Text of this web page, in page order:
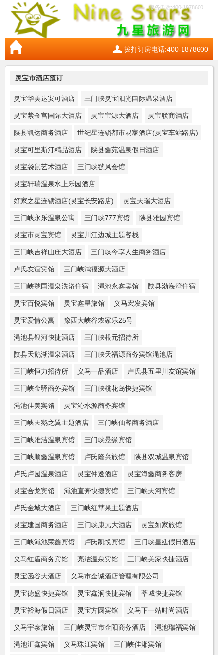
服务电话:400-1878600
拨打订房电话:400-1878600
灵宝市酒店预订
灵宝华美达安可酒店 三门峡灵宝阳光国际温泉酒店
灵宝紫金宫国际大酒店 灵宝宝源大酒店 灵宝联商酒店
陕县凯达商务酒店 世纪星连锁都市易家酒店(灵宝车站路店)
灵宝可里斯汀精品酒店 陕县鑫苑温泉假日酒店
灵宝袋鼠艺术酒店 三门峡虢风会馆
灵宝轩瑞温泉水上乐园酒店
好家之星连锁酒店(灵宝长安路店) 灵宝天瑞大酒店
三门峡永乐温泉公寓 三门峡777宾馆 陕县雅园宾馆
灵宝市灵宝宾馆 灵宝川江边城主题客栈
三门峡吉祥山庄大酒店 三门峡今享人生商务酒店
卢氏友谊宾馆 三门峡鸿福源大酒店
三门峡虢国温泉洗浴住宿 渑池永鑫宾馆 陕县渤海湾住宿
灵宝百悦宾馆 灵宝鑫星旅馆 义马宏发宾馆
灵宝爱情公寓 豫西大峡谷农家乐25号
渑池县银河快捷酒店 三门峡根元招待所
陕县天鹅湖温泉酒店 三门峡天福源商务宾馆渑池店
三门峡恒力招待所 义马一品酒店 卢氏县五里川友谊宾馆
三门峡金驿商务宾馆 三门峡桃花岛快捷宾馆
渑池佳美宾馆 灵宝沁水源商务宾馆
三门峡天鹅之翼主题酒店 三门峡仙客商务酒店
三门峡雅洁温泉宾馆 三门峡景缘宾馆
三门峡顺鑫温泉宾馆 卢氏隆兴旅馆 陕县双城温泉宾馆
卢氏卢园温泉酒店 灵宝仲逸酒店 灵宝海鑫商务客房
灵宝合龙宾馆 渑池直奔快捷宾馆 三门峡天河宾馆
卢氏金城大酒店 三门峡红苹果主题酒店
灵宝建国商务酒店 三门峡康元大酒店 灵宝如家旅馆
三门峡渑池荣鑫宾馆 卢氏凯悦宾馆 三门峡皇廷假日酒店
义马红盾商务宾馆 亮洁温泉宾馆 三门峡美家快捷酒店
灵宝函谷大酒店 义马市金诚酒店管理有限公司
灵宝德盛快捷宾馆 灵宝鑫涧快捷宾馆 莘城快捷宾馆
灵宝裕海假日酒店 灵宝方圆宾馆 义马下一站时尚酒店
义马宇泰旅馆 三门峡灵宝市金阳商务酒店 渑池瑞福宾馆
渑池汇鑫宾馆 义马珠江宾馆 三门峡佳湘宾馆